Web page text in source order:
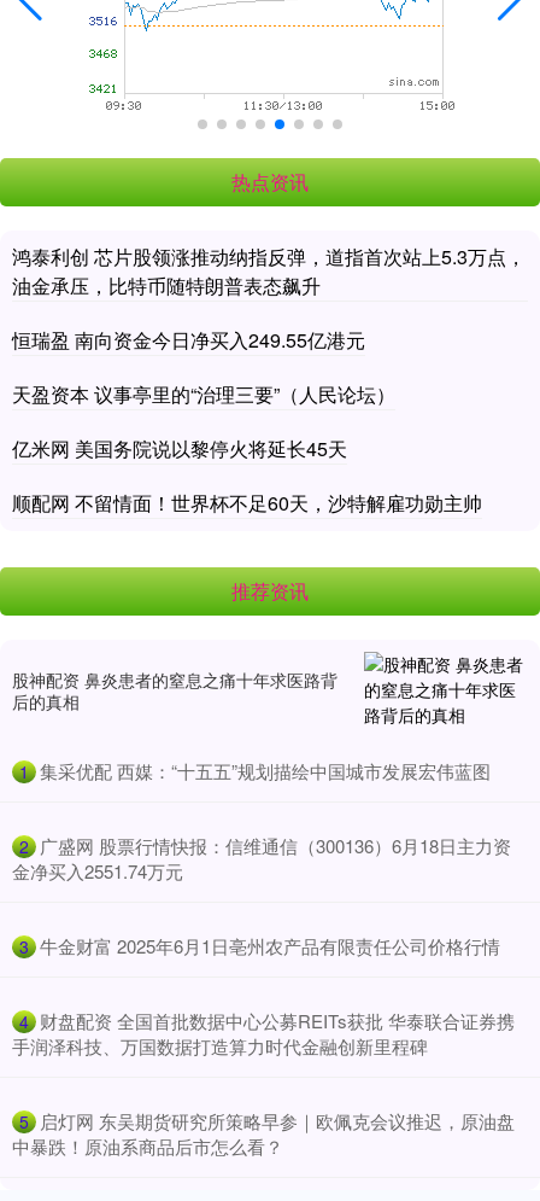
热点资讯
鸿泰利创 芯片股领涨推动纳指反弹，道指首次站上5.3万点，
油金承压，比特币随特朗普表态飙升
恒瑞盈 南向资金今日净买入249.55亿港元
天盈资本 议事亭里的“治理三要”（人民论坛）
亿米网 美国务院说以黎停火将延长45天
顺配网 不留情面！世界杯不足60天，沙特解雇功勋主帅
推荐资讯
股神配资 鼻炎患者的窒息之痛十年求医路背
后的真相
1 ​集采优配 西媒：“十五五”规划描绘中国城市发展宏伟蓝图
2 ​广盛网 股票行情快报：信维通信（300136）6月18日主力资
金净买入2551.74万元
3 ​牛金财富 2025年6月1日亳州农产品有限责任公司价格行情
4 ​财盘配资 全国首批数据中心公募REITs获批 华泰联合证券携
手润泽科技、万国数据打造算力时代金融创新里程碑
5 ​启灯网 东吴期货研究所策略早参｜欧佩克会议推迟，原油盘
中暴跌！原油系商品后市怎么看？